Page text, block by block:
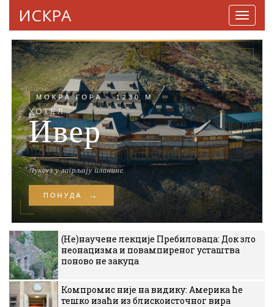
ИСКРА
(Не)научене лекције Пребиловаца: Док зло
неонацизма и повампиреног усташтва
поново не закуца
Компромис није на видику: Америка ће
тешко изаћи из блискоисточног вира